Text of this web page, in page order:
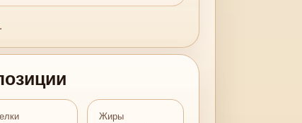
Жиры